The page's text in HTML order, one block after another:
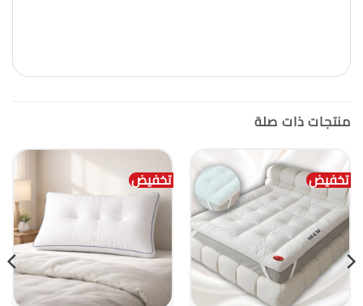
منتجات ذات صلة
تخفيض تخفيض